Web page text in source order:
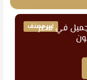
غير مصنف
في مصر